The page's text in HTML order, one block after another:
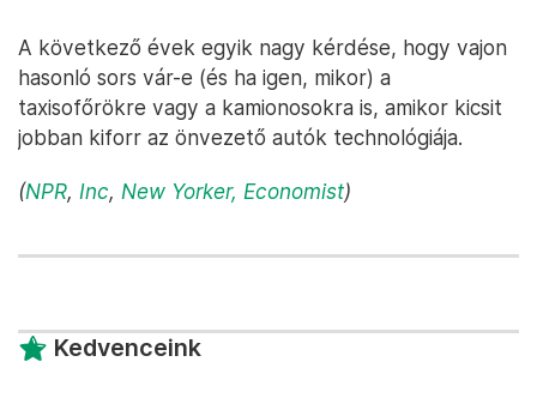
A következő évek egyik nagy kérdése, hogy vajon
hasonló sors vár-e (és ha igen, mikor) a
taxisofőrökre vagy a kamionosokra is, amikor kicsit
jobban kiforr az önvezető autók technológiája.
(NPR, Inc, New Yorker, Economist)
Kedvenceink